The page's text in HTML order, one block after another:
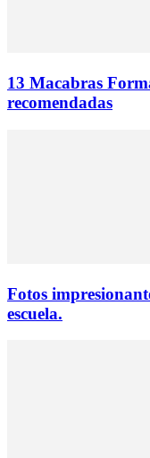
13 Macabras
recomendadas
Fotos
escuela.